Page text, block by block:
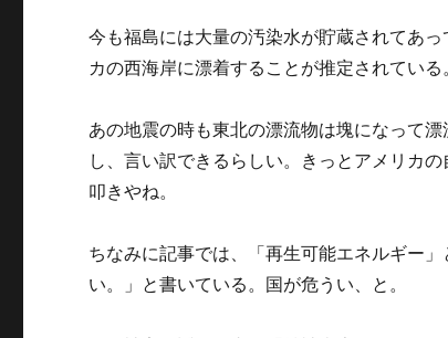
今も福島には大量の汚染水が貯蔵されてあ
カの西海岸に漂着することが推定されている
あの地震の時も東北の漂流物は塊になって
し、言い訳できるらしい。きっとアメリカ
叩きやね。
ちなみに記事では、「再生可能エネルギー
い。」と書いている。国が危うい、と。